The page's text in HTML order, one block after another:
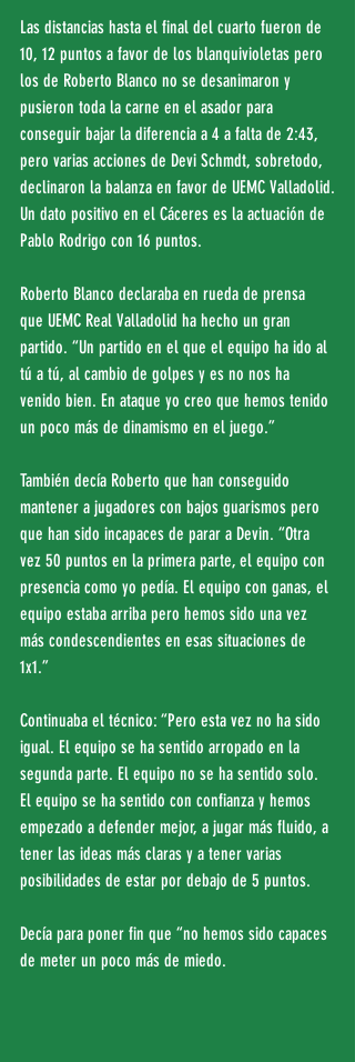
Las distancias hasta el final del cuarto fueron de
10, 12 puntos a favor de los blanquivioletas pero
los de Roberto Blanco no se desanimaron y
pusieron toda la carne en el asador para
conseguir bajar la diferencia a 4 a falta de 2:43,
pero varias acciones de Devi Schmdt, sobretodo,
declinaron la balanza en favor de UEMC Valladolid.
Un dato positivo en el Cáceres es la actuación de
Pablo Rodrigo con 16 puntos.
Roberto Blanco declaraba en rueda de prensa
que UEMC Real Valladolid ha hecho un gran
partido. “Un partido en el que el equipo ha ido al
tú a tú, al cambio de golpes y es no nos ha
venido bien. En ataque yo creo que hemos tenido
un poco más de dinamismo en el juego.”
También decía Roberto que han conseguido
mantener a jugadores con bajos guarismos pero
que han sido incapaces de parar a Devin. “Otra
vez 50 puntos en la primera parte, el equipo con
presencia como yo pedía. El equipo con ganas, el
equipo estaba arriba pero hemos sido una vez
más condescendientes en esas situaciones de
1x1.”
Continuaba el técnico: “Pero esta vez no ha sido
igual. El equipo se ha sentido arropado en la
segunda parte. El equipo no se ha sentido solo.
El equipo se ha sentido con confianza y hemos
empezado a defender mejor, a jugar más fluido, a
tener las ideas más claras y a tener varias
posibilidades de estar por debajo de 5 puntos.
Decía para poner fin que “no hemos sido capaces
de meter un poco más de miedo.